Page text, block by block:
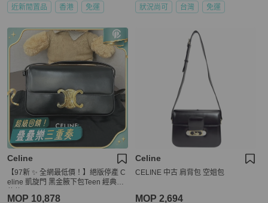
近新閒置品 香港 免運 狀況尚可 台灣 免運
Celine
【97新 ✨ 全網最低價！】絕版停產 C
eline 凱旋門 黑金腋下包Teen 經典保
MOP 10,878
Celine
CELINE 中古 肩背包 空姐包
MOP 2,694